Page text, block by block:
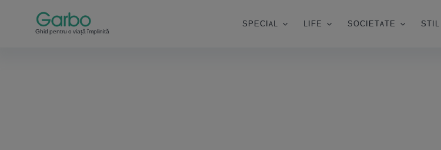
Ghid pentru o viață împlinită
SPECIAL LIFE SOCIETATE STIL